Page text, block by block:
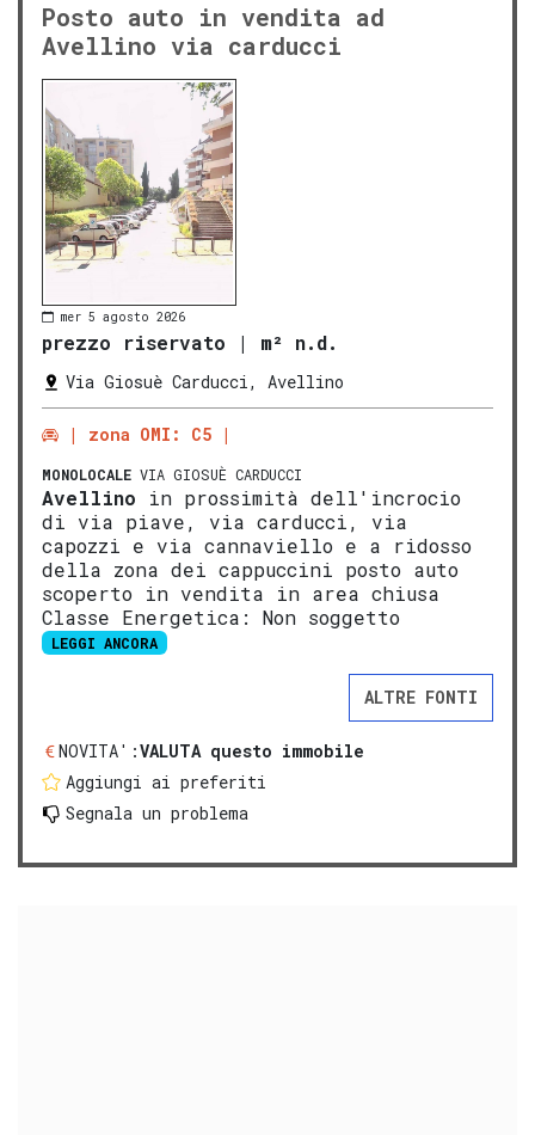
Posto auto in vendita ad
Avellino via carducci
mer 5 agosto 2026
prezzo riservato | m² n.d.
Via Giosuè Carducci, Avellino
zona OMI: C5
MONOLOCALE VIA GIOSUÈ CARDUCCI
Avellino in prossimità dell'incrocio
di via piave, via carducci, via
capozzi e via cannaviello e a ridosso
della zona dei cappuccini posto auto
scoperto in vendita in area chiusa
Classe Energetica: Non soggetto
LEGGI ANCORA
ALTRE FONTI
NOVITA':VALUTA questo immobile
Aggiungi ai preferiti
Segnala un problema